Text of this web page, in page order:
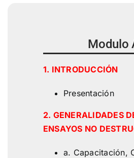
Modulo
1. INTRODUCCIÓN
Presentación
2. GENERALIDADES
ENSAYOS NO
a. Capacitación,